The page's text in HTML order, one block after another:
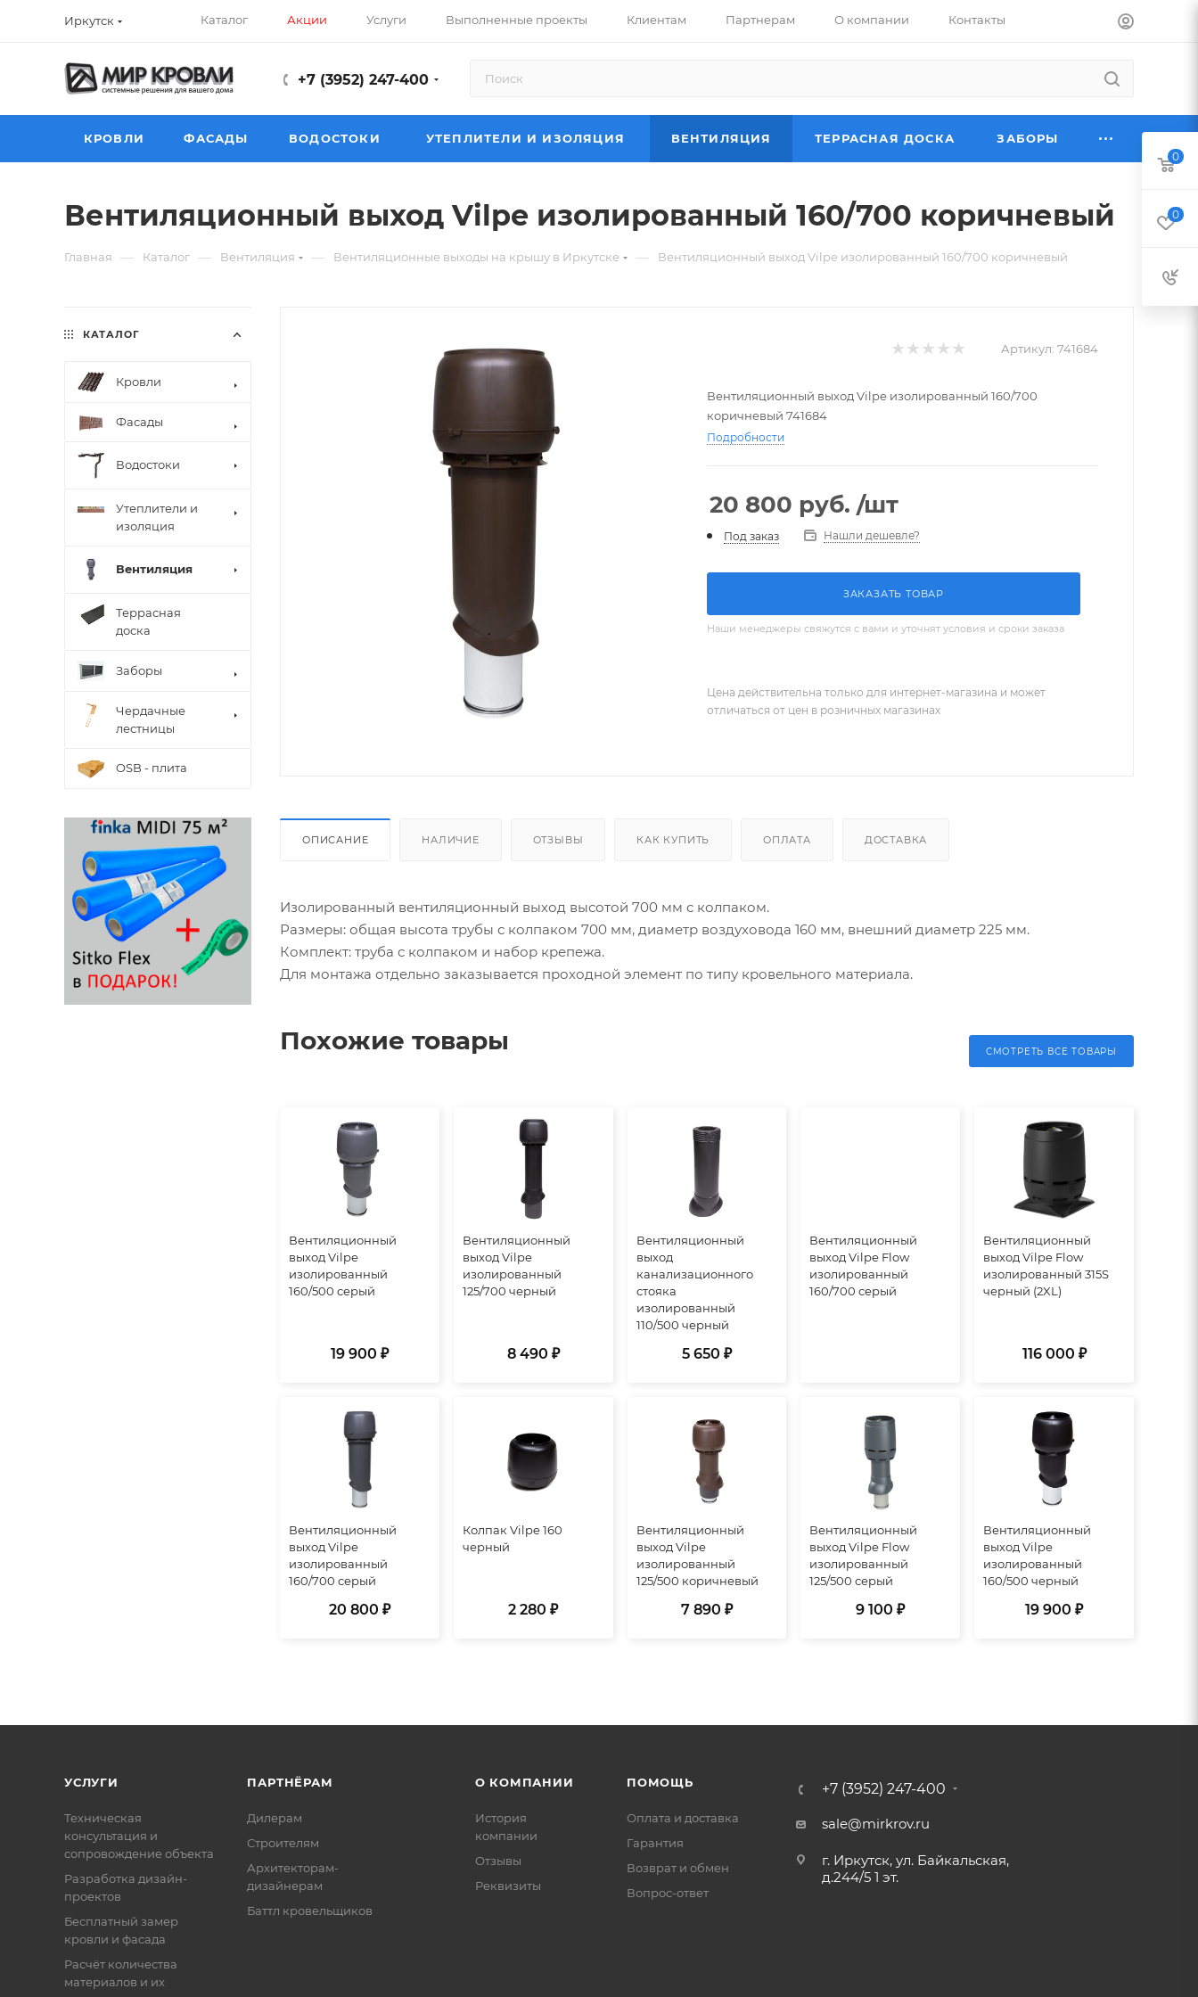
Иркутск Каталог Акции Услуги Выполненные проекты Клиентам Партнерам О компании Контакты
+7 (3952) 247-400
КРОВЛИ ФАСАДЫ ВОДОСТОКИ УТЕПЛИТЕЛИ И ИЗОЛЯЦИЯ ВЕНТИЛЯЦИЯ ТЕРРАСНАЯ ДОСКА ЗАБОРЫ
Вентиляционный выход Vilpe изолированный 160/700 коричневый
Главная — Каталог — Вентиляция — Вентиляционные выходы на крышу в Иркутске — Вентиляционный выход Vilpe изолированный 160/700 коричневый
Артикул: 741684
Вентиляционный выход Vilpe изолированный 160/700
коричневый 741684
Подробности
20 800 руб. /шт
Под заказ Нашли дешевле?
ЗАКАЗАТЬ ТОВАР
Наши менеджеры свяжутся с вами и уточнят условия и сроки заказа
Цена действительна только для интернет-магазина и может
отличаться от цен в розничных магазинах
ОПИСАНИЕ НАЛИЧИЕ ОТЗЫВЫ КАК КУПИТЬ ОПЛАТА ДОСТАВКА
Изолированный вентиляционный выход высотой 700 мм с колпаком.
Размеры: общая высота трубы с колпаком 700 мм, диаметр воздуховода 160 мм, внешний диаметр 225 мм.
Комплект: труба с колпаком и набор крепежа.
Для монтажа отдельно заказывается проходной элемент по типу кровельного материала.
Похожие товары СМОТРЕТЬ ВСЕ ТОВАРЫ
Вентиляционный
выход Vilpe
изолированный
160/500 серый
19 900 ₽
Вентиляционный
выход Vilpe
изолированный
125/700 черный
8 490 ₽
Вентиляционный
выход
канализационного
стояка
изолированный
110/500 черный
5 650 ₽
Вентиляционный
выход Vilpe Flow
изолированный
160/700 серый
Вентиляционный
выход Vilpe Flow
изолированный 315S
черный (2XL)
116 000 ₽
Вентиляционный
выход Vilpe
изолированный
160/700 серый
20 800 ₽
Колпак Vilpe 160
черный
2 280 ₽
Вентиляционный
выход Vilpe
изолированный
125/500 коричневый
7 890 ₽
Вентиляционный
выход Vilpe Flow
изолированный
125/500 серый
9 100 ₽
Вентиляционный
выход Vilpe
изолированный
160/500 черный
19 900 ₽
КАТАЛОГ
Кровли
Фасады
Водостоки
Утеплители и
изоляция
Вентиляция
Террасная
доска
Заборы
Чердачные
лестницы
OSB - плита
УСЛУГИ
Техническая
консультация и
сопровождение объекта
Разработка дизайн-
проектов
Бесплатный замер
кровли и фасада
Расчёт количества
материалов и их
ПАРТНЁРАМ
Дилерам
Строителям
Архитекторам-
дизайнерам
Баттл кровельщиков
О КОМПАНИИ
История
компании
Отзывы
Реквизиты
ПОМОЩЬ
Оплата и доставка
Гарантия
Возврат и обмен
Вопрос-ответ
+7 (3952) 247-400
sale@mirkrov.ru
г. Иркутск, ул. Байкальская,
д.244/5 1 эт.
0
0